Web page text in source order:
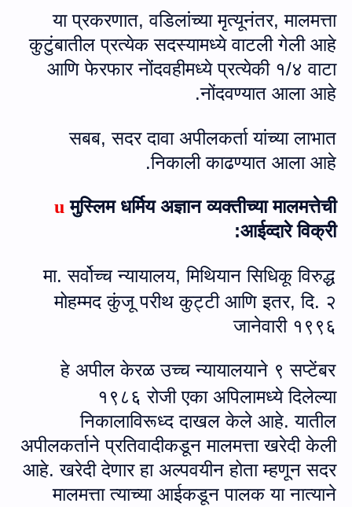
या प्रकरणात,वडिलांच्या मृत्यूनंतर,मालमत्ता
कुटुंबातील प्रत्येक सदस्यामध्ये वाटली गेली आहे
आणि फेरफार नोंदवहीमध्‍ये प्रत्येकी १/४ वाटा
नोंदवण्यात आला आहे.
सबब, सदर दावा अपीलकर्ता यांच्या लाभात
निकाली काढण्यात आला आहे.
u मुस्लिम धर्मिय अज्ञान व्‍यक्‍तीच्‍या मालमत्तेची
आईव्‍दारे विक्री:
मा. सर्वोच्च न्यायालय, मिथियान सिधिकू विरुद्ध
मोहम्मद कुंजू परीथ कुट्टी आणि इतर, दि. २
जानेवारी १९९६
हे अपील केरळ उच्च न्यायालयाने ९ सप्टेंबर
१९८६ रोजी एका अपिलामध्ये दिलेल्या
निकालाविरूध्‍द दाखल केले आहे. यातील
अपीलकर्ताने प्रतिवादीकडून मालमत्ता खरेदी केली
आहे. खरेदी देणार हा अल्पवयीन होता म्‍हणून सदर
मालमत्ता त्याच्या आईकडून पालक या नात्‍याने